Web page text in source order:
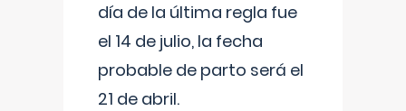
día de la última regla fue
el 14 de julio, la fecha
probable de parto será el
21 de abril.